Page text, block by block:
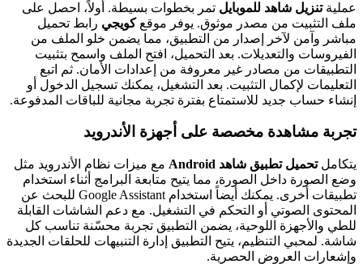
عمليةتنزيل شاهد للموبايل تمر بخطوات بسيطة. أولاً، احصل على
ملف التثبيت من مصدر موثوق. يوفر موقعكويجي رابط تحميل
مباشر وآمن لآخر إصدار من التطبيق، مما يضمن خلو الملف من
الفيروسات والتعديلات. بعد التحميل، افتح الملف واسمح بتثبيت
التطبيقات من مصادر غير معروفة من إعدادات الأمان. ثم اتبع
التعليمات لإكمال التثبيت. بعد التشغيل، يمكنك تسجيل الدخول أو
إنشاء حساب جديد للاستمتاع بفترة تجربة مجانية للباقات المدفوعة.
تجربة مشاهدة مخصصة على أجهزة الأندرويد
يتكاملتحميل تطبيق شاهد Android
مع ميزات نظام الأندرويد مثل
وضع الصورة داخل الصورة، مما يتيح متابعة البرامج أثناء استخدام
تطبيقات أخرى. يمكنك أيضاً استخدام Google Assistant للبحث عن
المحتوى الصوتي أو التحكم في التشغيل. مع دعم الشاشات القابلة
للطي والأجهزة اللوحية، يضمن التطبيق تجربة محسّنة تناسب كل
شاشة. لمحبي التنظيم، يتيح التطبيق إدارة التنبيهات للحلقات الجديدة
وإشعارات العروض الحصرية.